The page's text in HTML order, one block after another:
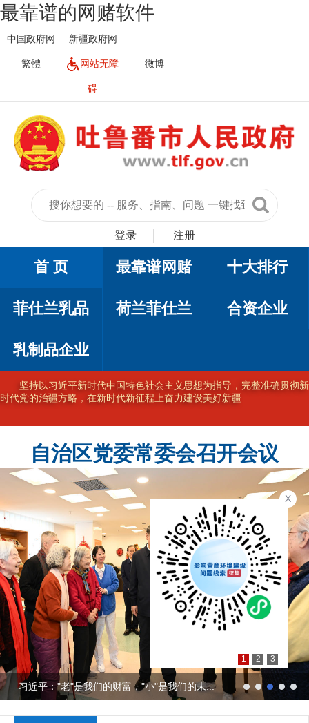
最靠谱的网赌软件
中国政府网 新疆政府网
繁體 网站无障
碍
微博
登录 注册
首 页 最靠谱网赌 十大排行
菲仕兰乳品 荷兰菲仕兰 合资企业
乳制品企业
坚持以习近平新时代中国特色社会主义思想为指导，完整准确贯彻新
时代党的治疆方略，在新时代新征程上奋力建设美好新疆
自治区党委常委会召开会议
习近平："老"是我们的财富，"小"是我们的未...
1 2 3
X